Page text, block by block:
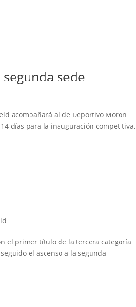
sede
acompañará al de Deportivo Morón
días para la inauguración competitiva,
el primer título de la tercera categoría
el ascenso a la segunda